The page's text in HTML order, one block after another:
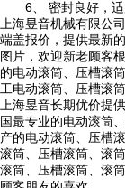
6、 密封良好，适
上海昱音机械有限公
端盖报价，提供最新
图片，欢迎新老顾客
的电动滚筒、压槽滚
工电动滚筒、压槽滚
上海昱音长期优价提
国最专业的电动滚筒
产的电动滚筒、压槽
滚筒、压槽滚筒、滚
滚筒、压槽滚筒、滚